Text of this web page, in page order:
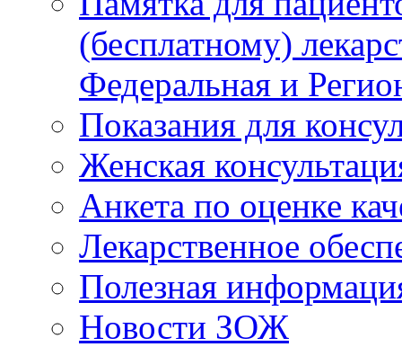
(бесплатному)
Федеральная и
Показания для
Женская
Анкета по оценке
Лекарственное
Полезная
Новости ЗОЖ